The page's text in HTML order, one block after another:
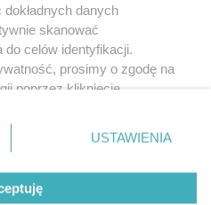
nas
danych
skanować
celów identyfikacji.
prosimy o zgodę na
poprzez kliknięcie
ustawień prywatności
rogu strony
nie wymagają zgody
sprzeciwić się takiemu
USTAWIENIA